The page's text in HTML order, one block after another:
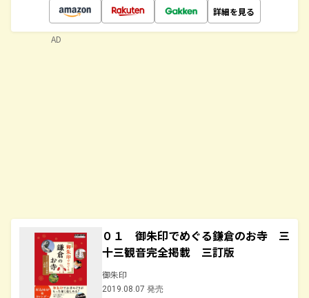
詳細を見る
０１ 御朱印でめぐる鎌倉のお寺 三
十三観音完全掲載 三訂版
御朱印
2019.08.07 発売
AD